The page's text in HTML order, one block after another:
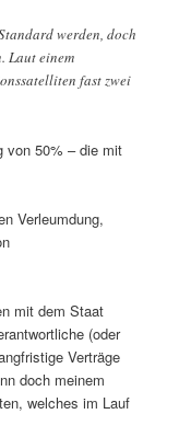
werden, doch
Laut einem
fast zwei
von 50% – die mit
Verleumdung,
mit dem Staat
(oder
Verträge
doch meinem
welches im Lauf